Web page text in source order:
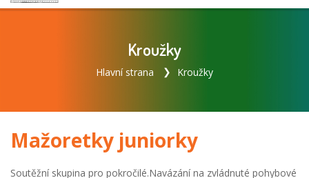
Kroužky
Hlavní strana Kroužky
Mažoretky juniorky
Soutěžní skupina pro pokročilé.Navázání na zvládnuté pohybové